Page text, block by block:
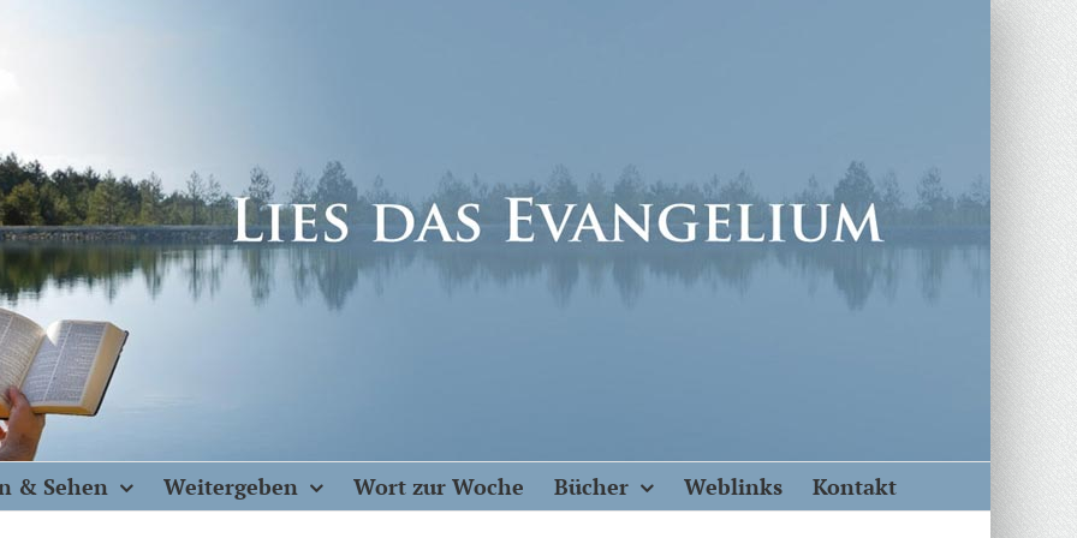
& Sehen Weitergeben Wort zur Woche Bücher Weblinks Kontakt